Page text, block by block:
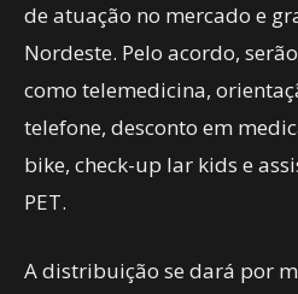
de atuação no mercado e
Nordeste. Pelo acordo,
como telemedicina,
telefone, desconto em
bike, check-up lar kids e
A distribuição se dará por